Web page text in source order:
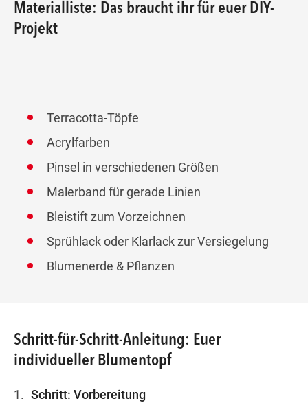
Materialliste: Das braucht ihr für euer DIY-
Projekt
Terracotta-Töpfe
Acrylfarben
Pinsel in verschiedenen Größen
Malerband für gerade Linien
Bleistift zum Vorzeichnen
Sprühlack oder Klarlack zur Versiegelung
Blumenerde & Pflanzen
Schritt-für-Schritt-Anleitung: Euer
individueller Blumentopf
Schritt: Vorbereitung